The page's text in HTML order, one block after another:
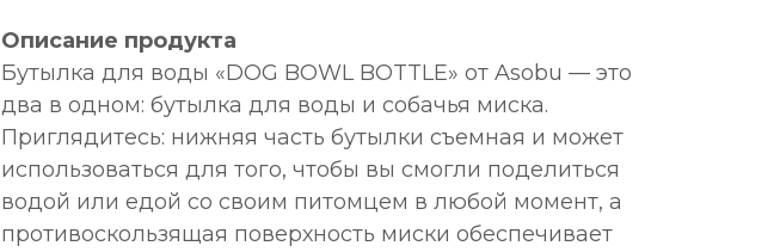
Описание продукта
Бутылка для воды «DOG BOWL BOTTLE» от Asobu — это
два в одном: бутылка для воды и собачья миска.
Приглядитесь: нижняя часть бутылки съемная и может
использоваться для того, чтобы вы смогли поделиться
водой или едой со своим питомцем в любой момент, а
противоскользящая поверхность миски обеспечивает